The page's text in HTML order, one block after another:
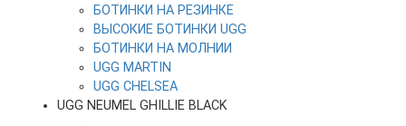
БОТИНКИ НА РЕЗИНКЕ
ВЫСОКИЕ БОТИНКИ UGG
БОТИНКИ НА МОЛНИИ
UGG MARTIN
UGG CHELSEA
UGG NEUMEL GHILLIE BLACK